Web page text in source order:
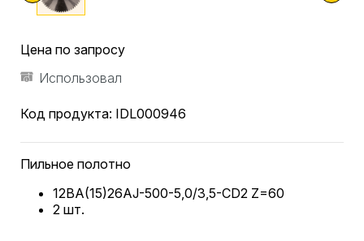
Цена по запросу
Использовал
Код продукта: IDL000946
Пильное полотно
12BA(15)26AJ-500-5,0/3,5-CD2 Z=60
2 шт.